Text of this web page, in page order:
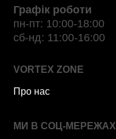
Графік роботи
пн-пт: 10:00-18:00
сб-нд: 11:00-16:00
VORTEX ZONE
Про нас
МИ В СОЦ-МЕРЕЖАХ